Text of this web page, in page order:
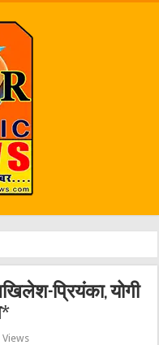
प्रियंका, योगी
Views